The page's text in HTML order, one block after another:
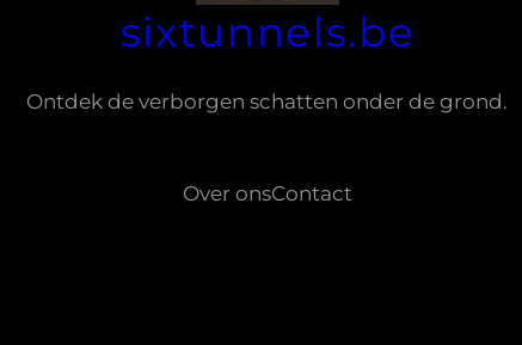
sixtunnels.be
Ontdek de verborgen schatten onder de grond.
Over onsContact